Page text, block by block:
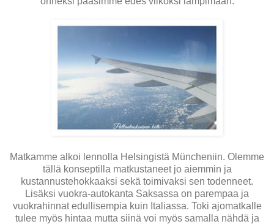
Matkamme alkoi lennolla Helsingistä Müncheniin. Olemme
tällä konseptilla matkustaneet jo aiemmin ja
kustannustehokkaaksi sekä toimivaksi sen todenneet.
Lisäksi vuokra-autokanta Saksassa on parempaa ja
vuokrahinnat edullisempia kuin Italiassa. Toki ajomatkalle
tulee myös hintaa mutta siinä voi myös samalla nähdä ja